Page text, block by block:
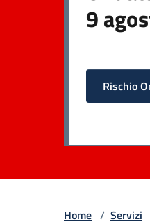
9
Rischio
Home / Servizi